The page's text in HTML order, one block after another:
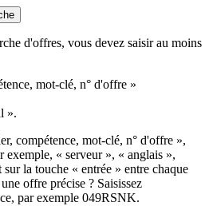
d'offres, vous devez saisir au moins
mot-clé, n° d'offre »
».
compétence, mot-clé, n° d'offre »,
exemple, « serveur », « anglais »,
sur la touche « entrée » entre chaque
offre précise ? Saisissez
par exemple 049RSNK.